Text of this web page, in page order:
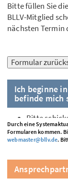
Bitte füllen Sie
BLLV-Mitglied
nächsten Termin
Durch eine
Formularen kommen.
webmaster@bllv.de.